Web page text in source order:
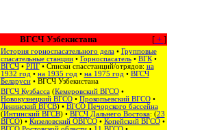
[+ ]
ВГСЧ Узбекистана
История горноспасательного дела• Групповые
спасательные станции• Горноспасатель• ВГК•
ВГСЧ• РПГ• Списки спасстанций/отрядов: на
1932 год • на 1935 год • на 1975 год • ВГСЧ
Беларуси• ВГСЧ Узбекистана
ВГСЧ Кузбасса(Кемеровский ВГСО•
Новокузнецкий ВГСО• Прокопьевский ВГСО•
Ленинский ВГСВ) • ВГСО Печорского бассейна
(Интинский ВГСВ) • ВГСЧ Дальнего Востока: (23
ВГСО) • Кизеловский ОВГСО• Копейский ВГСО•